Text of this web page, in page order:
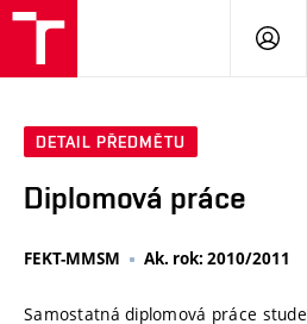
DETAIL PŘEDMĚTU
Diplomová práce
FEKT-MMSM Ak. rok: 2010/2011
Samostatná diplomová práce